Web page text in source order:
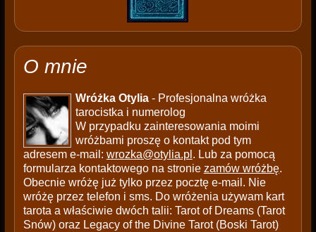
O mnie
Wróżka Otylia- Profesjonalna wróżka
tarocistka i numerolog
W przypadku zainteresowania moimi
wróżbami proszę o kontakt pod tym
adresem e-mail: wrozka@otylia.pl . Lub za pomocą
formularza kontaktowego na stronie zamów wróżbę.
Obecnie wróżę już tylko przez pocztę e-mail. Nie
wróżę przez telefon i sms. Do wróżenia używam kart
tarota a właściwie dwóch talii: Tarot of Dreams (Tarot
Snów) oraz Legacy of the Divine Tarot (Boski Tarot)